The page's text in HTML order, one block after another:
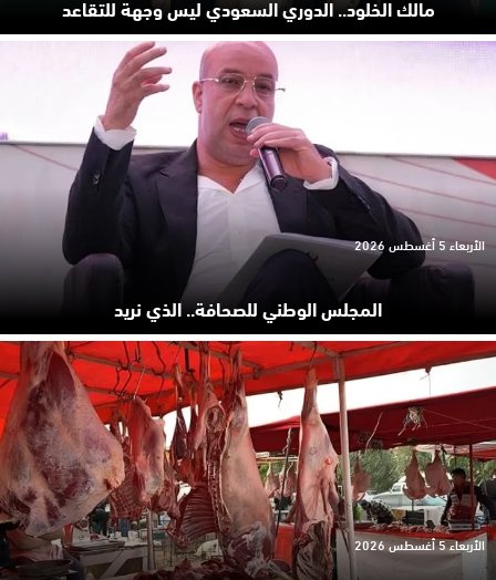
مالك الخلود.. الدوري السعودي ليس وجهة للتقاعد
المجلس الوطني للصحافة.. الذي نريد
الأربعاء 5 أغسطس 2026
الأربعاء 5 أغسطس 2026